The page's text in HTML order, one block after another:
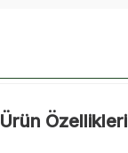
Ürün Özellikleri